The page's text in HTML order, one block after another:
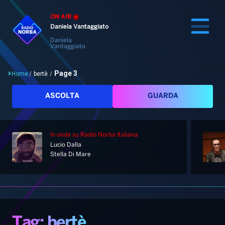
ON AIR
Daniela Vantaggiato
Daniela
Vantaggiato
Home
Palinsesto
Notizie
Home/ bertè / Page 3
ASCOLTA GUARDA
In onda su Radio Norba Italiana
Lucio Dalla
Stella Di Mare